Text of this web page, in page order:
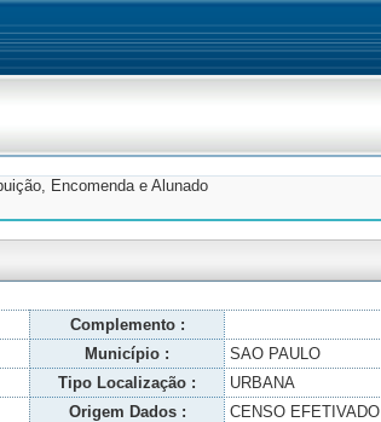
Encomenda e Alunado
Complemento :
Município : SAO PAULO
Tipo Localização : URBANA
Origem Dados : CENSO EFETIVADO